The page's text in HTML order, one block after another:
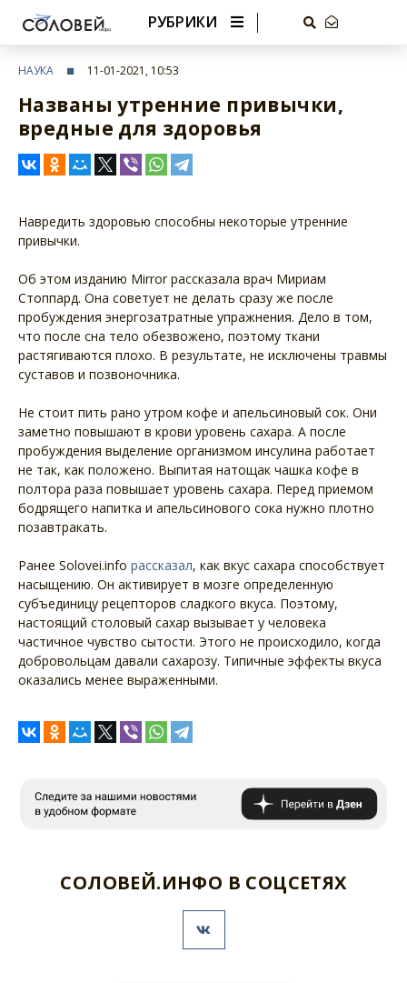
РУБРИКИ
НАУКА 11-01-2021, 10:53
Названы утренние привычки,
вредные для здоровья
Навредить здоровью способны некоторые утренние
привычки.
Об этом изданию Mirror рассказала врач Мириам
Стоппард. Она советует не делать сразу же после
пробуждения энергозатратные упражнения. Дело в том,
что после сна тело обезвожено, поэтому ткани
растягиваются плохо. В результате, не исключены травмы
суставов и позвоночника.
Не стоит пить рано утром кофе и апельсиновый сок. Они
заметно повышают в крови уровень сахара. А после
пробуждения выделение организмом инсулина работает
не так, как положено. Выпитая натощак чашка кофе в
полтора раза повышает уровень сахара. Перед приемом
бодрящего напитка и апельсинового сока нужно плотно
позавтракать.
Ранее Solovei.info рассказал, как вкус сахара способствует
насыщению. Он активирует в мозге определенную
субъединицу рецепторов сладкого вкуса. Поэтому,
настоящий столовый сахар вызывает у человека
частичное чувство сытости. Этого не происходило, когда
добровольцам давали сахарозу. Типичные эффекты вкуса
оказались менее выраженными.
СОЛОВЕЙ.ИНФО В СОЦСЕТЯХ